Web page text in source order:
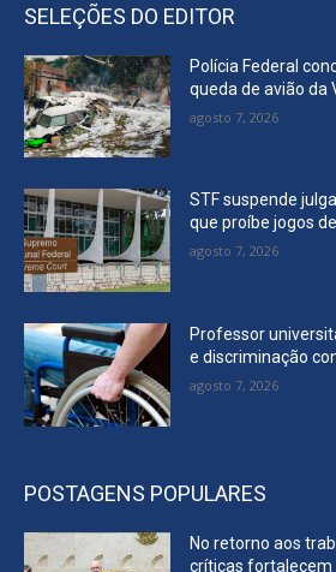
SELEÇÕES DO EDITOR
Polícia Federal
queda de avião da
agosto 7, 2026
STF suspende
que proíbe jogos
agosto 7, 2026
Professor
e discriminação
agosto 7, 2026
POSTAGENS POPULARES
No retorno aos
críticas fortalecem